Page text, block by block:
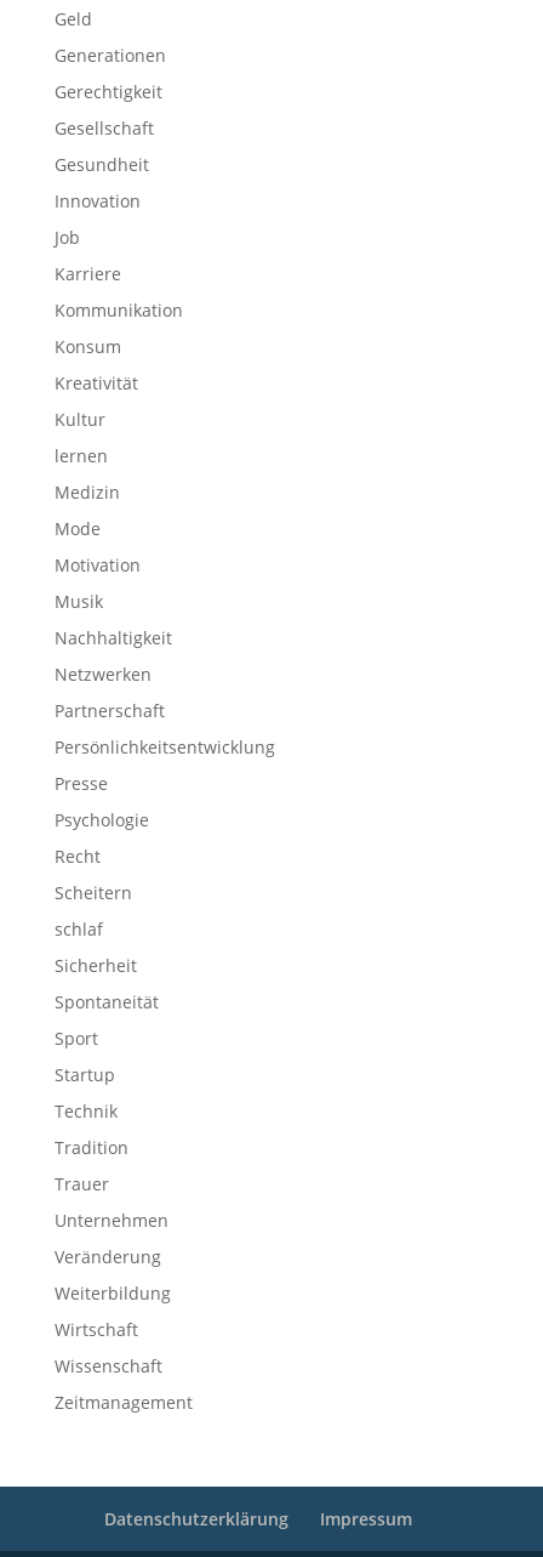
Geld
Generationen
Gerechtigkeit
Gesellschaft
Gesundheit
Innovation
Job
Karriere
Kommunikation
Konsum
Kreativität
Kultur
lernen
Medizin
Mode
Motivation
Musik
Nachhaltigkeit
Netzwerken
Partnerschaft
Persönlichkeitsentwicklung
Presse
Psychologie
Recht
Scheitern
schlaf
Sicherheit
Spontaneität
Sport
Startup
Technik
Tradition
Trauer
Unternehmen
Veränderung
Weiterbildung
Wirtschaft
Wissenschaft
Zeitmanagement
Datenschutzerklärung Impressum